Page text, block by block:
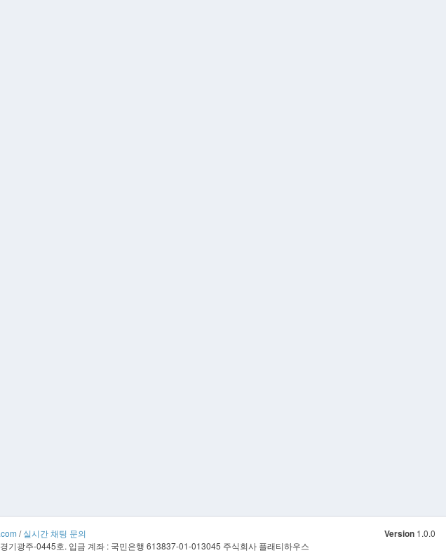
Version 1.0.0
/실시간 채팅 문의
기광주-0445호. 입금 계좌 : 국민은행 613837-01-013045 주식회사 플래티하우스